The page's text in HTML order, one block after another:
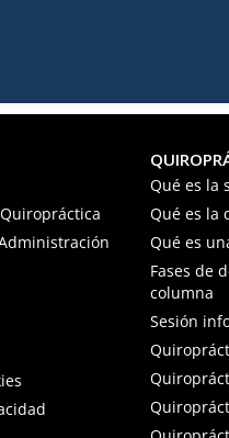
Qué es la
Qué es la
Qué es
Fases de
columna
Sesión